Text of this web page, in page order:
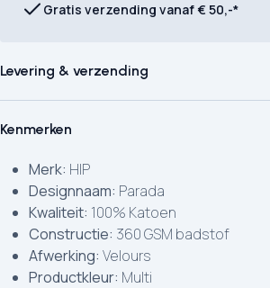
Gratis verzending vanaf € 50,-*
Levering & verzending
Kenmerken
Merk: HIP
Designnaam: Parada
Kwaliteit: 100% Katoen
Constructie: 360 GSM badstof
Afwerking: Velours
Productkleur: Multi